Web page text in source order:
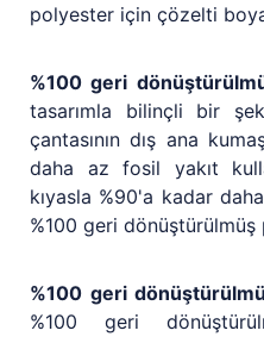
polyester için çözelti
%100 geri
tasarımla bilinçli bir
çantasının dış ana
daha az fosil yakıt
kıyasla %90'a kadar
%100 geri
%100 geri
%100 geri